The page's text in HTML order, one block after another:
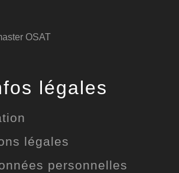
OSAT
légales
légales
personnelles